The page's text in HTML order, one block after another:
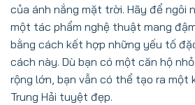
của ánh nắng mặt trời. Hãy để ngôi
một tác phẩm nghệ thuật mang
bằng cách kết hợp những yếu tố
cách này. Dù bạn có một căn hộ
rộng lớn, bạn vẫn có thể tạo ra một
Trung Hải tuyệt đẹp.